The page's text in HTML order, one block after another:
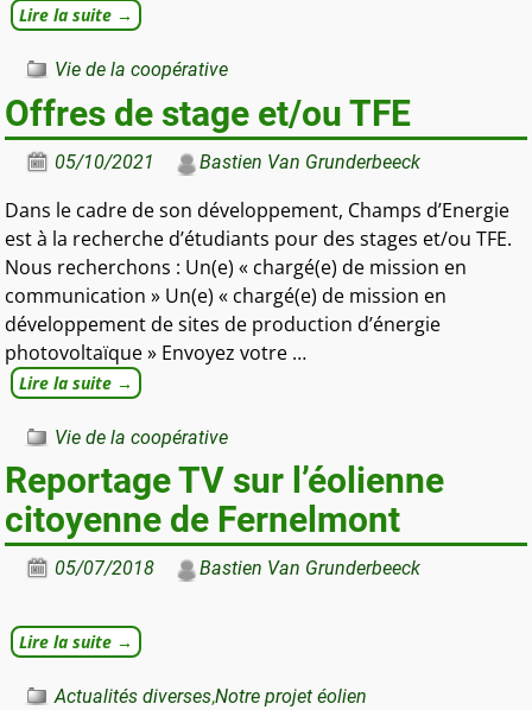
Lire la suite →
Vie de la coopérative
Offres de stage et/ou TFE
05/10/2021 Bastien Van Grunderbeeck
Dans le cadre de son développement, Champs d’Energie
est à la recherche d’étudiants pour des stages et/ou TFE.
Nous recherchons : Un(e) « chargé(e) de mission en
communication » Un(e) « chargé(e) de mission en
développement de sites de production d’énergie
photovoltaïque » Envoyez votre …
Lire la suite →
Vie de la coopérative
Reportage TV sur l’éolienne
citoyenne de Fernelmont
05/07/2018 Bastien Van Grunderbeeck
Lire la suite →
Actualités diverses,Notre projet éolien